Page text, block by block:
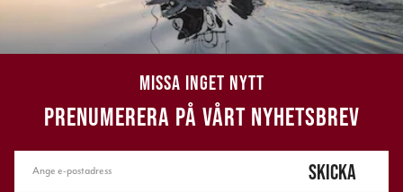
MISSA INGET NYTT
PRENUMERERA PÅ VÅRT NYHETSBREV
SKICKA